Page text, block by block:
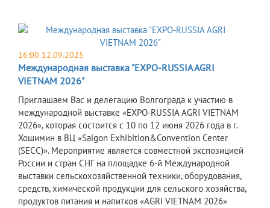
16:00 12.09.2025
Международная выставка "EXPO-RUSSIA AGRI
VIETNAM 2026"
Приглашаем Вас и делегацию Волгограда к участию в
международной выставке «EXPO-RUSSIA AGRI VIETNAM
2026», которая состоится с 10 по 12 июня 2026 года в г.
Хошимин в ВЦ «Saigon Exhibition&Convention Center
(SECC)». Мероприятие является совместной экспозицией
России и стран СНГ на площадке 6-й Международной
выставки сельскохозяйственной техники, оборудования,
средств, химической продукции для сельского хозяйства,
продуктов питания и напитков «AGRI VIETNAM 2026»